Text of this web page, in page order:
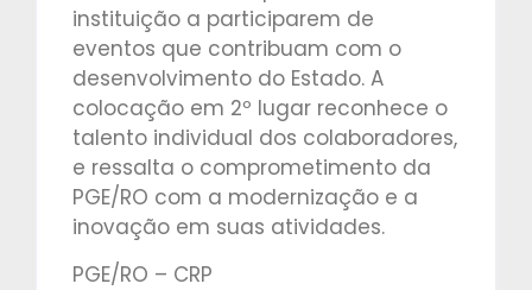
instituição a participarem de
eventos que contribuam com o
desenvolvimento do Estado. A
colocação em 2º lugar reconhece o
talento individual dos colaboradores,
e ressalta o comprometimento da
PGE/RO com a modernização e a
inovação em suas atividades.
PGE/RO – CRP